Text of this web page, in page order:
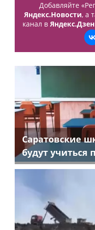
Добавляйте
Яндекс.Новости, а
канал в Яндекс.Дзен
Саратовские
будут учиться